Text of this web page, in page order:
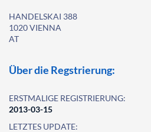
HANDELSKAI 388
1020 VIENNA
AT
Über die Regstrierung:
ERSTMALIGE REGISTRIERUNG:
2013-03-15
LETZTES UPDATE: